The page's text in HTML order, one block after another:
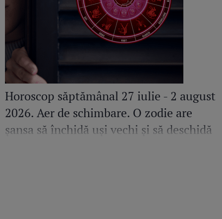
Horoscop săptămânal 27 iulie - 2 august
2026. Aer de schimbare. O zodie are
șansa să închidă uși vechi și să deschidă